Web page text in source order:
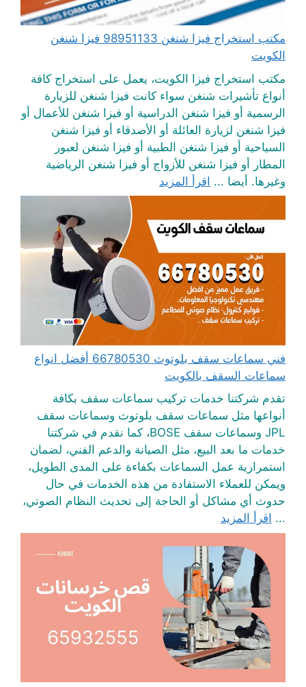
مكتب استخراج فيزا شنغن 98951133 فيزا شنغن
الكويت
مكتب استخراج فيزا الكويت، يعمل على استخراج كافة
أنواع تأشيرات شنغن سواء كانت فيزا شنغن للزيارة
الرسمية أو فيزا شنغن الدراسية أو فيزا شنغن للأعمال أو
فيزا شنغن لزيارة العائلة أو الأصدقاء أو فيزا شنغن
السياحية أو فيزا شنغن الطبية أو فيزا شنغن لعبور
المطار أو فيزا شنغن للأزواج أو فيزا شنغن الرياضية
وغيرها. أيضا ... اقرأ المزيد
فني سماعات سقف بلوتوث 66780530 أفضل انواع
سماعات السقف بالكويت
تقدم شركتنا خدمات تركيب سماعات سقف بكافة
أنواعها مثل سماعات سقف بلوتوث وسماعات سقف
JPL وسماعات سقف BOSE، كما نقدم في شركتنا
خدمات ما بعد البيع، مثل الصيانة والدعم الفني، لضمان
استمرارية عمل السماعات بكفاءة على المدى الطويل،
ويمكن للعملاء الاستفادة من هذه الخدمات في حال
حدوث أي مشاكل أو الحاجة إلى تحديث النظام الصوتي،
... اقرأ المزيد